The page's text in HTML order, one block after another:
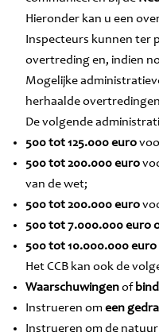
Hieronder kan u een
Inspecteurs kunnen ter
overtreding en, indien
Mogelijke
herhaalde
De volgende
500 tot 125.000 euro
500 tot 200.000 euro
van de wet;
500 tot 200.000 euro
500 tot 7.000.000 euro
500 tot 10.000.000 euro
Het CCB kan ook de
Waarschuwingenof
Instrueren omeen
Instrueren om de